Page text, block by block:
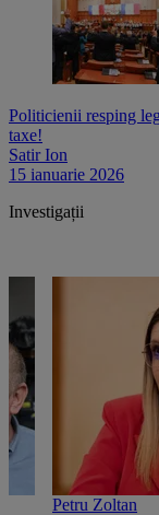
Politicienii resping
taxe!
Satir Ion
15 ianuarie 2026
Investigații
Petru Zoltan